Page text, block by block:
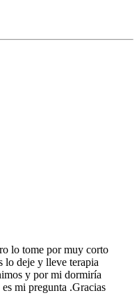
lo tome por muy corto
lo deje y lleve terapia
y por mi dormiría
mi pregunta .Gracias